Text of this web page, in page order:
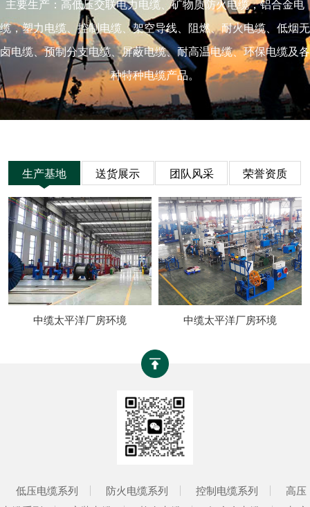
主要生产：高低压交联电力电缆、矿物质防火电缆，铝合金电
缆，塑力电缆、控制电缆、架空导线、阻燃、耐火电缆、低烟无
卤电缆、预制分支电缆、屏蔽电缆、耐高温电缆、环保电缆及各
种特种电缆产品。
生产基地 送货展示 团队风采 荣誉资质
中缆太平洋厂房环境 中缆太平洋厂房环境
低压电缆系列 防火电缆系列 控制电缆系列
高压